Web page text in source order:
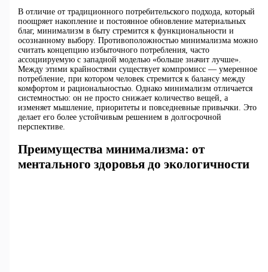
В отличие от традиционного потребительского подхода, который
поощряет накопление и постоянное обновление материальных
благ, минимализм в быту стремится к функциональности и
осознанному выбору. Противоположностью минимализма можно
считать концепцию избыточного потребления, часто
ассоциируемую с западной моделью «больше значит лучше».
Между этими крайностями существует компромисс — умеренное
потребление, при котором человек стремится к балансу между
комфортом и рациональностью. Однако минимализм отличается
системностью: он не просто снижает количество вещей, а
изменяет мышление, приоритеты и повседневные привычки. Это
делает его более устойчивым решением в долгосрочной
перспективе.
Преимущества минимализма: от
ментального здоровья до экологичности